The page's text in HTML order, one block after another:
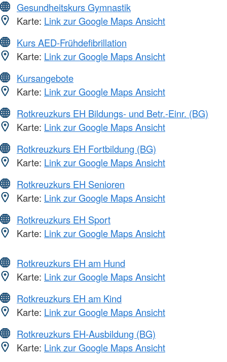
Gesundheitskurs Gymnastik
Karte: Link zur Google Maps Ansicht
Kurs AED-Frühdefibrillation
Karte: Link zur Google Maps Ansicht
Kursangebote
Karte: Link zur Google Maps Ansicht
Rotkreuzkurs EH Bildungs- und Betr.-Einr. (BG)
Karte: Link zur Google Maps Ansicht
Rotkreuzkurs EH Fortbildung (BG)
Karte: Link zur Google Maps Ansicht
Rotkreuzkurs EH Senioren
Karte: Link zur Google Maps Ansicht
Rotkreuzkurs EH Sport
Karte: Link zur Google Maps Ansicht
Rotkreuzkurs EH am Hund
Karte: Link zur Google Maps Ansicht
Rotkreuzkurs EH am Kind
Karte: Link zur Google Maps Ansicht
Rotkreuzkurs EH-Ausbildung (BG)
Karte: Link zur Google Maps Ansicht